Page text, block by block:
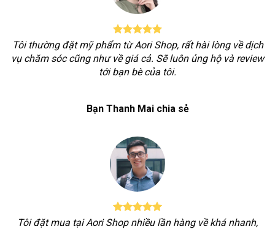
Tôi thường đặt mỹ phẩm từ Aori Shop, rất hài lòng về dịch
vụ chăm sóc cũng như về giá cả. Sẽ luôn ủng hộ và review
tới bạn bè của tôi.
Bạn Thanh Mai chia sẻ
Tôi đặt mua tại Aori Shop nhiều lần hàng về khá nhanh,